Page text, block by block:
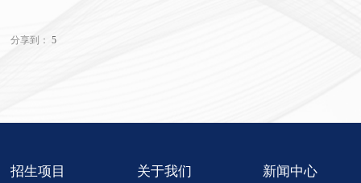
分享到： 5
招生项目 关于我们 新闻中心